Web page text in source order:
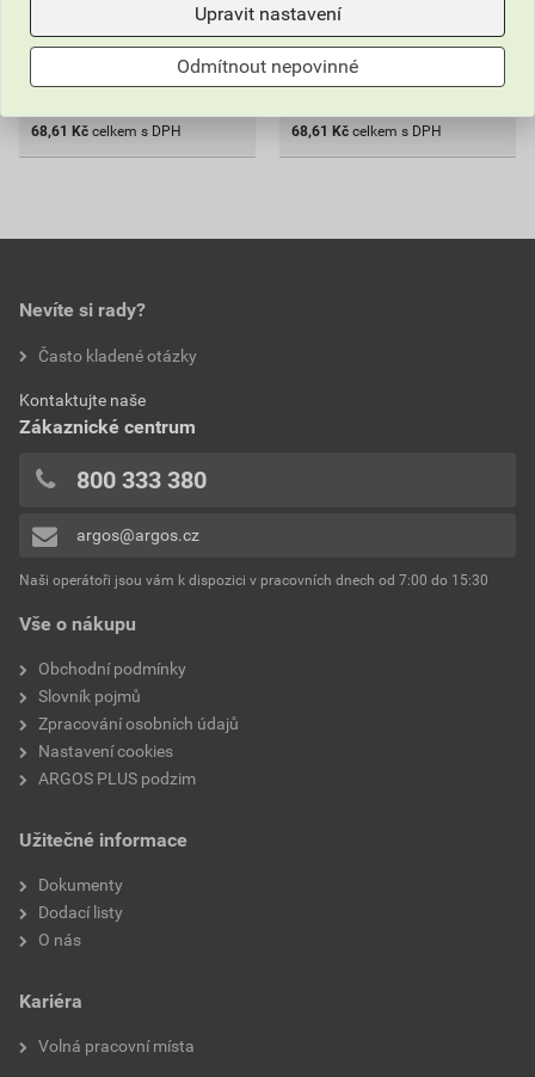
ks
Do košíku
68,61 Kč celkem s DPH
ks
Do košíku
68,61 Kč celkem s DPH
Vše o nákupu
Obchodní podmínky
Slovník pojmů
Zpracování osobních údajů
Nastavení cookies
ARGOS PLUS podzim
Užitečné informace
Dokumenty
Dodací listy
O nás
Kariéra
Volná pracovní místa
Nevíte si rady?
Často kladené otázky
Kontaktujte naše
Zákaznické centrum
800 333 380
argos@argos.cz
Naši operátoři jsou vám k dispozici v pracovních dnech od 7:00 do 15:30
Upravit nastavení
Odmítnout nepovinné